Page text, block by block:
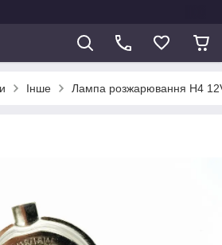
Інше Лампа розжарювання H4